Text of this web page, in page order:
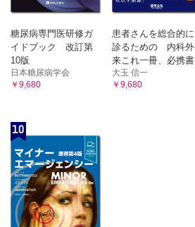
糖尿病専門医研修ガ
イドブック 改訂第
10版
日本糖尿病学会
￥9,680
患者さんを総合的に
診るための 内科外
来これ一冊、必携書
大玉 信一
￥9,680
10